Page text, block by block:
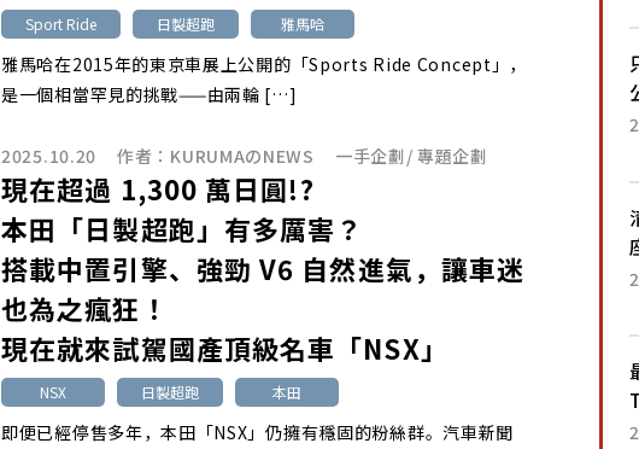
Sport Ride 日製超跑 雅馬哈
雅馬哈在2015年的東京車展上公開的「Sports Ride Concept」，
是一個相當罕見的挑戰——由兩輪 […]
2025.10.20 作者： KURUMAのNEWS 一手企劃 /專題企劃
現在超過 1,300 萬日圓!?
本田「日製超跑」有多厲害？
搭載中置引擎、強勁 V6 自然進氣，讓車迷
也為之瘋狂！
現在就來試駕國產頂級名車「NSX」
NSX 日製超跑 本田
即便已經停售多年，本田「NSX」仍擁有穩固的粉絲群。汽車新聞